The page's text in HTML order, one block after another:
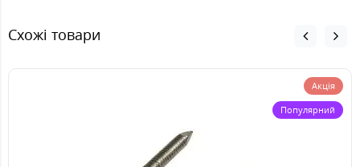
Схожі товари
Акція
Популярний